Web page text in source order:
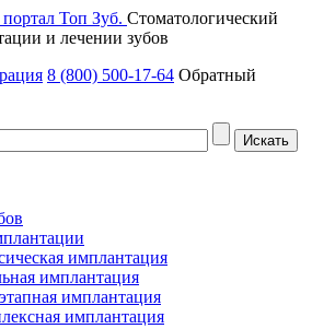
Стоматологический
и лечении зубов
8 (800) 500-17-64 Обратный
имплантация
имплантация
имплантация
имплантация